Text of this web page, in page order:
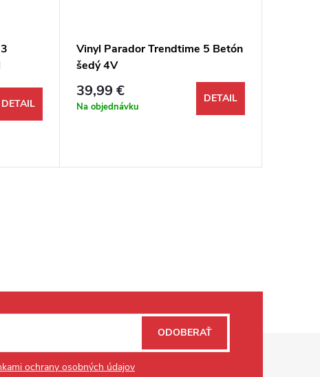
DETAIL
Vinyl Parador Trendtime 5 Betón
šedý 4V
39,99 €
Na objednávku
DETAIL
ochrany osobných údajov
ODOBERAŤ